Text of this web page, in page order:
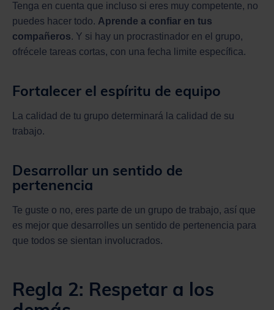
Tenga en cuenta que incluso si eres muy competente, no
puedes hacer todo. Aprende a confiar en tus
compañeros. Y si hay un procrastinador en el grupo,
ofrécele tareas cortas, con una fecha limite específica.
Fortalecer el espíritu de equipo
La calidad de tu grupo determinará la calidad de su
trabajo.
Desarrollar un sentido de
pertenencia
Te guste o no, eres parte de un grupo de trabajo, así que
es mejor que desarrolles un sentido de pertenencia para
que todos se sientan involucrados.
Regla 2: Respetar a los